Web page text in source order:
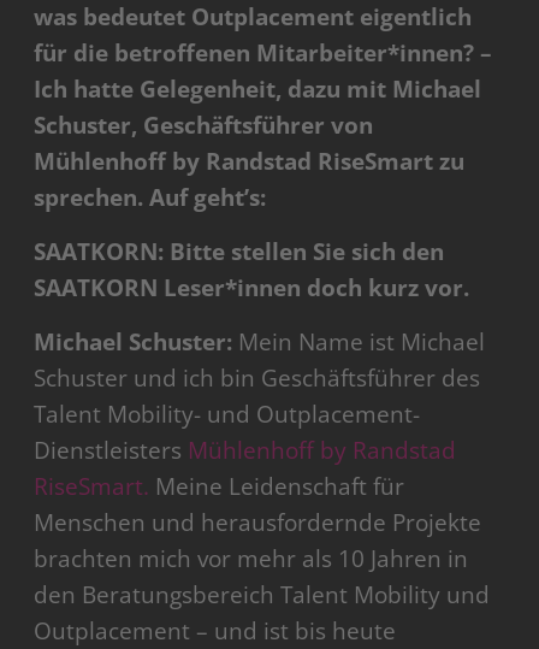
was bedeutet Outplacement eigentlich
für die betroffenen Mitarbeiter*innen? –
Ich hatte Gelegenheit, dazu mit Michael
Schuster, Geschäftsführer von
Mühlenhoff by Randstad RiseSmart zu
sprechen. Auf geht’s:
SAATKORN: Bitte stellen Sie sich den
SAATKORN Leser*innen doch kurz vor.
Michael Schuster: Mein Name ist Michael
Schuster und ich bin Geschäftsführer des
Talent Mobility- und Outplacement-
Dienstleisters Mühlenhoff by Randstad
RiseSmart. Meine Leidenschaft für
Menschen und herausfordernde Projekte
brachten mich vor mehr als 10 Jahren in
den Beratungsbereich Talent Mobility und
Outplacement – und ist bis heute